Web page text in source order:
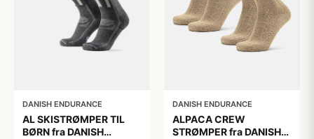
DANISH ENDURANCE
AL SKISTRØMPER TIL
BØRN fra DANISH
DANISH ENDURANCE
ALPACA CREW
STRØMPER fra DANISH